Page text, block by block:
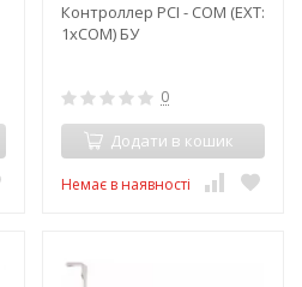
Контроллер PCI - COM (EXT:
1xCOM) БУ
0
Додати в кошик
Немає в наявності